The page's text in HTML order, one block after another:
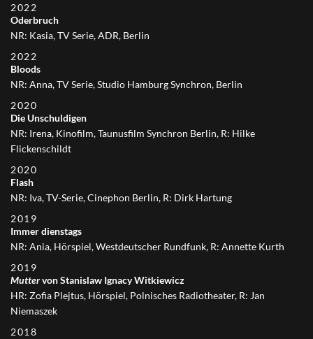
2022
Oderbruch
NR: Kasia, TV Serie, ADR, Berlin
2022
Bloods
NR: Anna, TV Serie, Studio Hamburg Synchron, Berlin
2020
Die Unschuldigen
NR: Irena, Kinofilm, Taunusfilm Synchron Berlin, R: Hilke
Flickenschildt
2020
Flash
NR: Iva, TV-Serie, Cinephon Berlin, R: Dirk Hartung
2019
Immer dienstags
NR: Ania, Hörspiel, Westdeutscher Rundfunk, R: Annette Kurth
2019
Muttervon Stanislaw Ignacy Witkiewicz
HR: Zofia Plejtus, Hörspiel, Polnisches Radiotheater, R: Jan
Niemaszek
2018